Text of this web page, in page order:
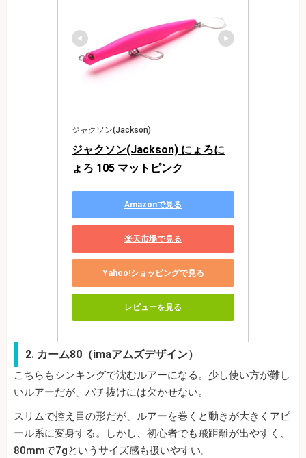
ジャクソン(Jackson)
ジャクソン(Jackson) にょろに
ょろ 105 マットピンク
Amazonで見る
楽天市場で見る
Yahoo!ショッピングで見る
レビューを見る
2. カーム80（imaアムズデザイン）
こちらもシンキングで沈むルアーになる。少し使い方が難し
いルアーだが、バチ抜けには欠かせない。
スリムで控え目の形だが、ルアーを巻くと動きが大きくアピ
ール系に変身する。しかし、初心者でも飛距離が出やすく、
80mmで7gというサイズ感も扱いやすい。